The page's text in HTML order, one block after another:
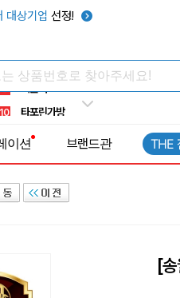
대상기업 선정!
6 우산
9 넥쿨러
10 타포린가방
이션 브랜드관 THE
[